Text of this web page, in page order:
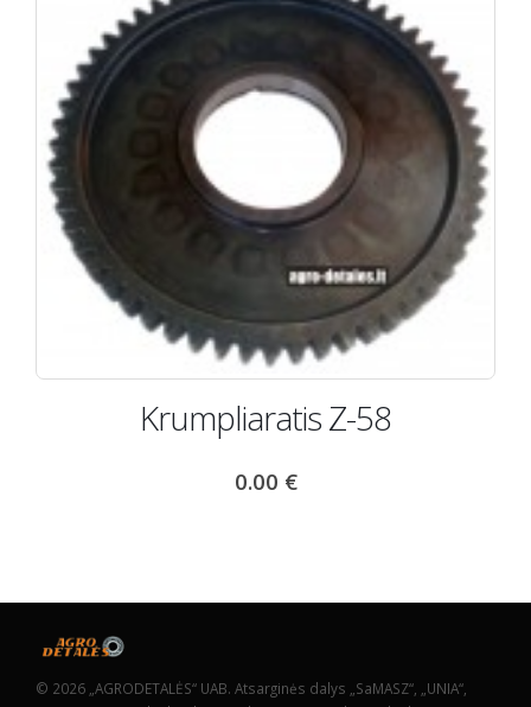
Krumpliaratis Z-58
0.00 €
© 2026 „AGRODETALĖS“ UAB. Atsarginės dalys „SaMASZ“, „UNIA“,